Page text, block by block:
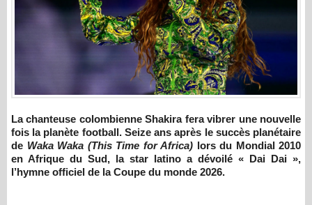
La chanteuse colombienneShakirafera vibrer une nouvelle
fois la planète football. Seize ans après le succès planétaire
de Waka Waka (This Time for Africa) lors du Mondial 2010
en Afrique du Sud, la star latino a dévoilé « Dai Dai »,
l’hymne officiel de la Coupe du monde 2026.